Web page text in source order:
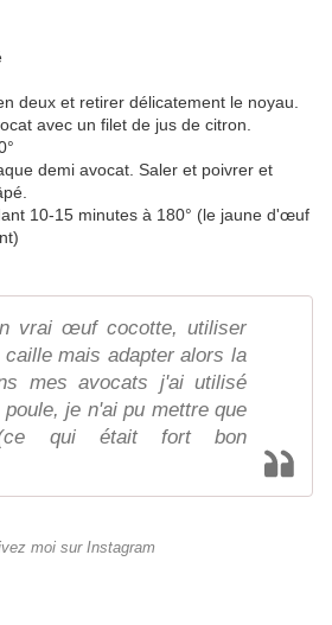
deux et retirer délicatement le noyau.
avec un filet de jus de citron.
demi avocat. Saler et poivrer et
10-15 minutes à 180° (le jaune d'œuf
vrai œuf cocotte, utiliser
mais adapter alors la
mes avocats j'ai utilisé
je n'ai pu mettre que
qui était fort bon
moi sur Instagram